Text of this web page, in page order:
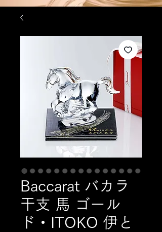
Baccarat バカラ
干支 馬 ゴール
ド・ITOKO 伊と